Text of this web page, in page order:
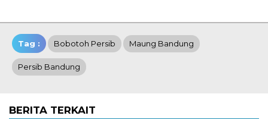
Tag : Bobotoh Persib Maung Bandung
Persib Bandung
BERITA TERKAIT